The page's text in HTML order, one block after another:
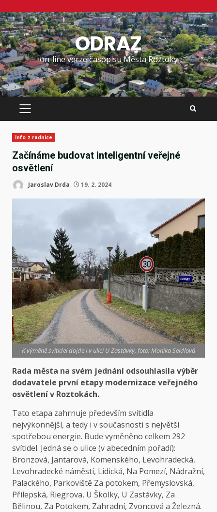
Skip
to
content
ODRAZ
on-line verze časopisu Města Roztoky
PRIMARY
Info z radnice
Začínáme budovat inteligentní veřejné
osvětlení
Jaroslav Drda 19. 2. 2024
K výměně svítidel dojde i v ulici U Zastávky, foto: Monika Seidlová
Rada města na svém jednání odsouhlasila výběr
dodavatele první etapy modernizace veřejného
osvětlení v Roztokách.
Tato etapa zahrnuje především svítidla
nejvýkonnější, a tedy i v současnosti s největší
spotřebou energie. Bude vyměněno celkem 292
svítidel. Jedná se o ulice (v abecedním pořadí):
Bronzová, Jantarová, Komenského, Levohradecká,
Levohradecké náměstí, Lidická, Na Pomezí, Nádražní,
Palackého, Parkoviště Za potokem, Přemyslovská,
Přílepská, Riegrova, U Školky, U Zastávky, Za
Bělinou, Za Potokem, Zahradní, Zvoncová a Železná.